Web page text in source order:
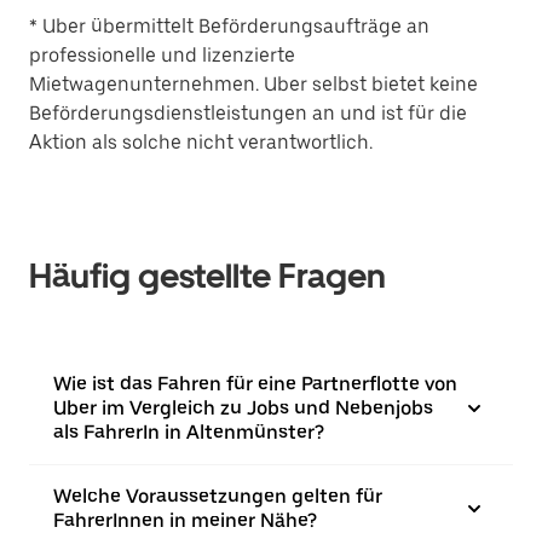
* Uber übermittelt Beförderungsaufträge an
professionelle und lizenzierte
Mietwagenunternehmen. Uber selbst bietet keine
Beförderungsdienstleistungen an und ist für die
Aktion als solche nicht verantwortlich.
Häufig gestellte Fragen
Wie ist das Fahren für eine Partnerflotte von
Uber im Vergleich zu Jobs und Nebenjobs
als FahrerIn in Altenmünster?
Welche Voraussetzungen gelten für
FahrerInnen in meiner Nähe?